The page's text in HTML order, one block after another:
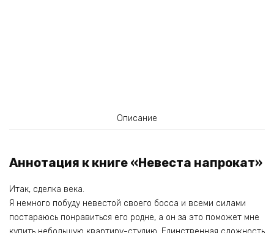
Описание
Аннотация к книге «Невеста напрокат»
Итак, сделка века.
Я немного побуду невестой своего босса и всеми силами
постараюсь понравиться его родне, а он за это поможет мне